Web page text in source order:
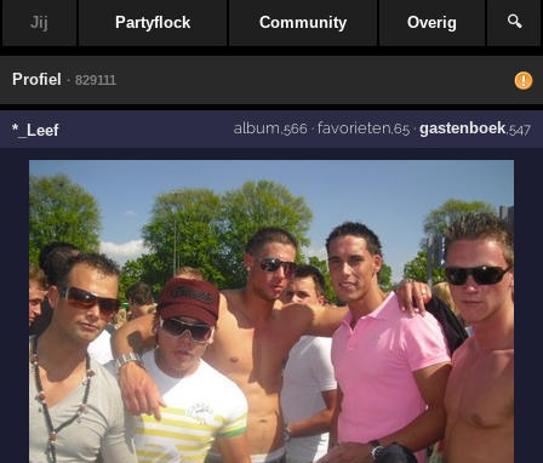
Jij Partyflock Community Overig 🔍
Profiel · 829111
*_Leef album ,566 · favorieten,65· gastenboek,547